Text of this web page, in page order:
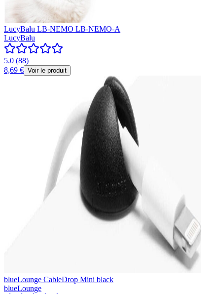
LucyBalu LB-NEMO LB-NEMO-A
LucyBalu
5.0 (88)
8,69 € Voir le produit
blueLounge CableDrop Mini black
blueLounge